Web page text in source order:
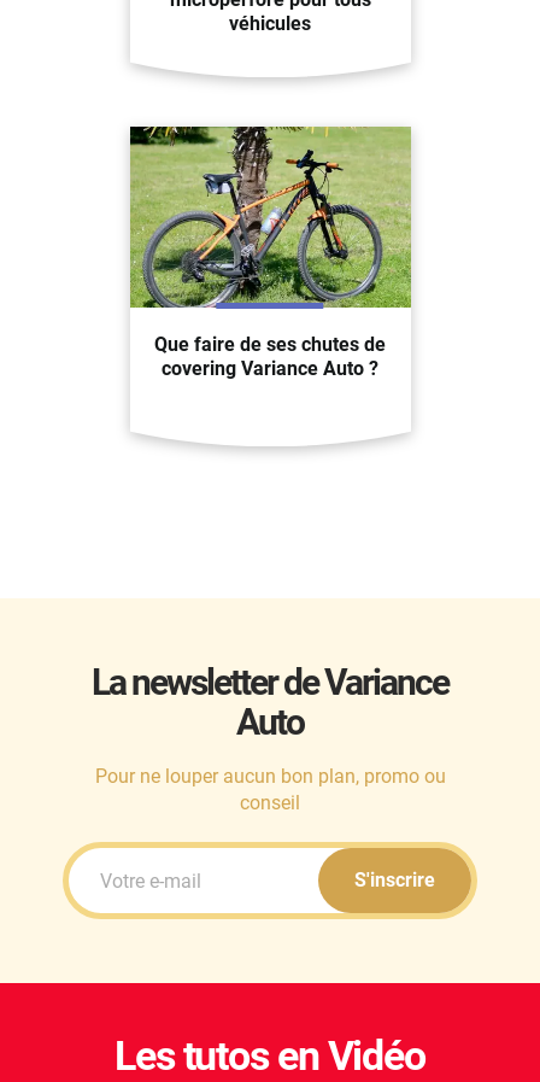
véhicules
Que faire de ses chutes de
covering Variance Auto ?
La newsletter de Variance
Auto
Pour ne louper aucun bon plan, promo ou
conseil
S'inscrire
Les tutos en Vidéo